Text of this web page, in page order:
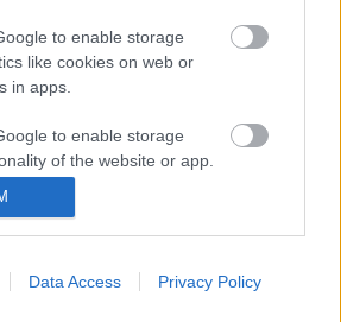
to enable storage
like cookies on web or
in apps.
to enable storage
of the website or app.
to enable storage
Data Access Privacy Policy
70. születésnapját Spiró
író. Összeállításunkkal